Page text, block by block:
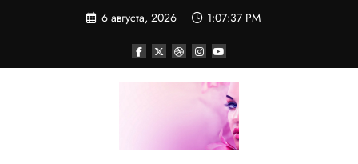
6 августа, 2026 1:07:38 PM